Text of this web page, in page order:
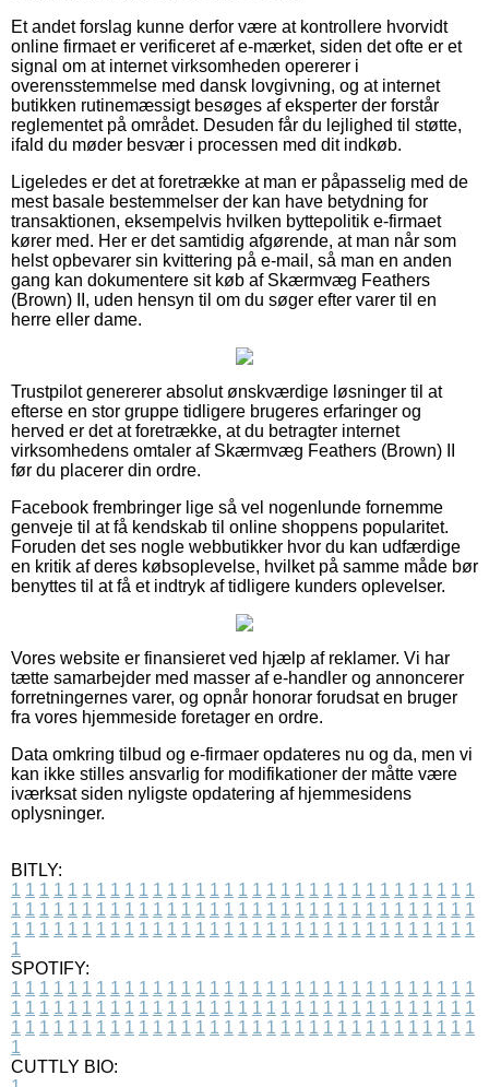
Et andet forslag kunne derfor være at kontrollere hvorvidt
online firmaet er verificeret af e-mærket, siden det ofte er et
signal om at internet virksomheden opererer i
overensstemmelse med dansk lovgivning, og at internet
butikken rutinemæssigt besøges af eksperter der forstår
reglementet på området. Desuden får du lejlighed til støtte,
ifald du møder besvær i processen med dit indkøb.
Ligeledes er det at foretrække at man er påpasselig med de
mest basale bestemmelser der kan have betydning for
transaktionen, eksempelvis hvilken byttepolitik e-firmaet
kører med. Her er det samtidig afgørende, at man når som
helst opbevarer sin kvittering på e-mail, så man en anden
gang kan dokumentere sit køb af Skærmvæg Feathers
(Brown) II, uden hensyn til om du søger efter varer til en
herre eller dame.
Trustpilot genererer absolut ønskværdige løsninger til at
efterse en stor gruppe tidligere brugeres erfaringer og
herved er det at foretrække, at du betragter internet
virksomhedens omtaler af Skærmvæg Feathers (Brown) II
før du placerer din ordre.
Facebook frembringer lige så vel nogenlunde fornemme
genveje til at få kendskab til online shoppens popularitet.
Foruden det ses nogle webbutikker hvor du kan udfærdige
en kritik af deres købsoplevelse, hvilket på samme måde bør
benyttes til at få et indtryk af tidligere kunders oplevelser.
Vores website er finansieret ved hjælp af reklamer. Vi har
tætte samarbejder med masser af e-handler og annoncerer
forretningernes varer, og opnår honorar forudsat en bruger
fra vores hjemmeside foretager en ordre.
Data omkring tilbud og e-firmaer opdateres nu og da, men vi
kan ikke stilles ansvarlig for modifikationer der måtte være
iværksat siden nyligste opdatering af hjemmesidens
oplysninger.
BITLY:
1 1 1 1 1 1 1 1 1 1 1 1 1 1 1 1 1 1 1 1 1 1 1 1 1 1 1 1 1 1 1 1 1
1 1 1 1 1 1 1 1 1 1 1 1 1 1 1 1 1 1 1 1 1 1 1 1 1 1 1 1 1 1 1 1 1
1 1 1 1 1 1 1 1 1 1 1 1 1 1 1 1 1 1 1 1 1 1 1 1 1 1 1 1 1 1 1 1 1
1
SPOTIFY:
1 1 1 1 1 1 1 1 1 1 1 1 1 1 1 1 1 1 1 1 1 1 1 1 1 1 1 1 1 1 1 1 1
1 1 1 1 1 1 1 1 1 1 1 1 1 1 1 1 1 1 1 1 1 1 1 1 1 1 1 1 1 1 1 1 1
1 1 1 1 1 1 1 1 1 1 1 1 1 1 1 1 1 1 1 1 1 1 1 1 1 1 1 1 1 1 1 1 1
1
CUTTLY BIO: